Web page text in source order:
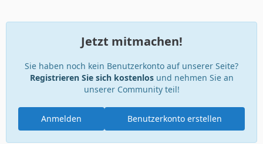
Jetzt mitmachen!
Sie haben noch kein Benutzerkonto auf unserer Seite?
Registrieren Sie sich kostenlosund nehmen Sie an
unserer Community teil!
Benutzerkonto erstellen
Anmelden